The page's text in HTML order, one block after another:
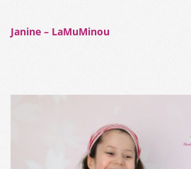
Janine – LaMuMinou